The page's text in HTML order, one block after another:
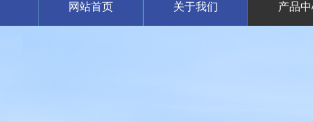
网站首页 关于我们 产品